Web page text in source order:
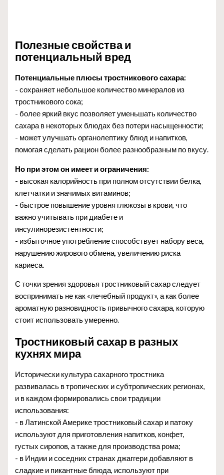
Полезные свойства и
потенциальный вред
Потенциальные плюсы тростникового сахара:
- сохраняет небольшое количество минералов из
тростникового сока;
- более яркий вкус позволяет уменьшать количество
сахара в некоторых блюдах без потери насыщенности;
- может улучшать органолептику блюд и напитков,
помогая сделать рацион более разнообразным по вкусу.
Но при этом он имеет и ограничения:
- высокая калорийность при полном отсутствии белка,
клетчатки и значимых витаминов;
- быстрое повышение уровня глюкозы в крови, что
важно учитывать при диабете и
инсулинорезистентности;
- избыточное употребление способствует набору веса,
нарушению жирового обмена, увеличению риска
кариеса.
С точки зрения здоровья тростниковый сахар следует
воспринимать не как «лечебный продукт», а как более
ароматную разновидность привычного сахара, которую
стоит использовать умеренно.
Тростниковый сахар в разных
кухнях мира
Исторически культура сахарного тростника
развивалась в тропических и субтропических регионах,
и в каждом формировались свои традиции
использования:
- в Латинской Америке тростниковый сахар и патоку
используют для приготовления напитков, конфет,
густых сиропов, а также для производства рома;
- в Индии и соседних странах джаггери добавляют в
сладкие и пикантные блюда, используют при